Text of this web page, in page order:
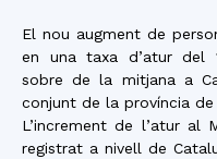
El nou augment de
en una taxa d’atur del
sobre de la mitjana a
conjunt de la província de
L’increment de l’atur al
registrat a nivell de